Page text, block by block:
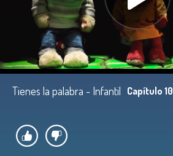
Tienes la palabra - Infantil Capítulo 10